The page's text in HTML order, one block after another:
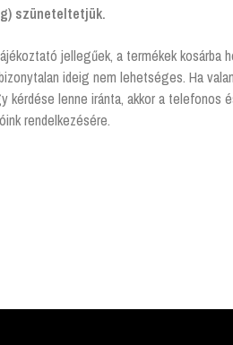
- péntekig 8:00 -
szüneteltetjük.
jellegűek, a termékek kosárba
ideig nem lehetséges. Ha
kérdése lenne iránta, akkor a telefonos
rendelkezésére.